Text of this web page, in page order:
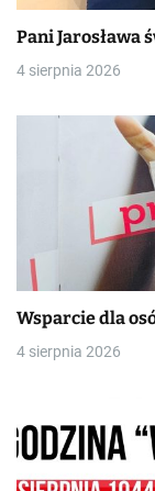
Pani Jarosława
4 sierpnia 2026
Wsparcie dla
4 sierpnia 2026